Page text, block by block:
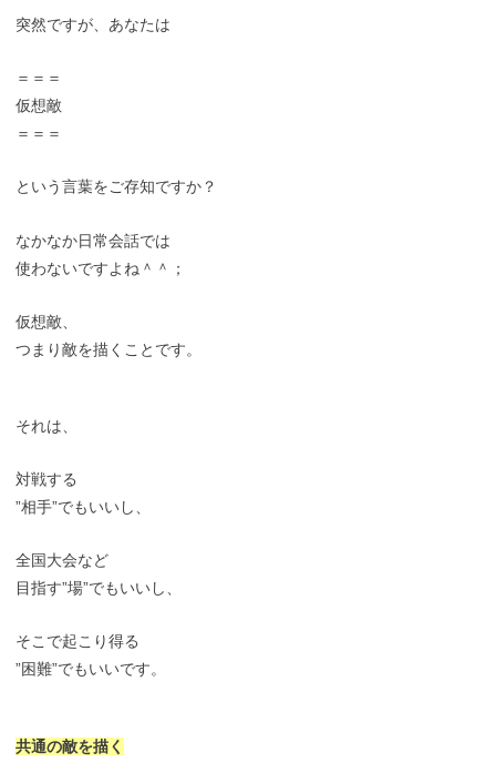
突然ですが、あなたは
＝＝＝
仮想敵
＝＝＝
という言葉をご存知ですか？
なかなか日常会話では
使わないですよね＾＾；
仮想敵、
つまり敵を描くことです。
それは、
対戦する
”相手”でもいいし、
全国大会など
目指す”場”でもいいし、
そこで起こり得る
”困難”でもいいです。
共通の敵を描く